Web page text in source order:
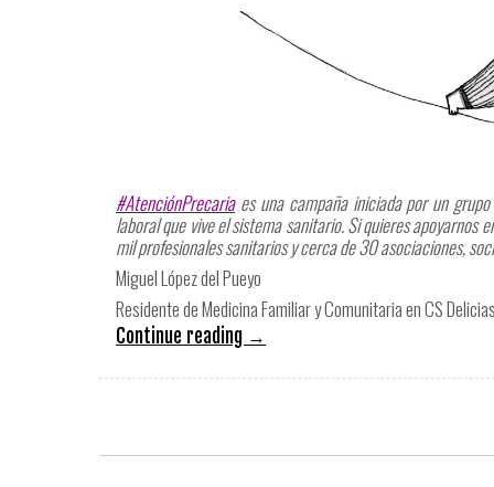
#AtenciónPrecariaes una campaña iniciada por un
laboral que vive el sistema sanitario. Si quieres apoyarnos
mil profesionales sanitarios y cerca de 30 asociaciones,
Miguel López del Pueyo
Residente de Medicina Familiar y Comunitaria en CS
Continue reading →